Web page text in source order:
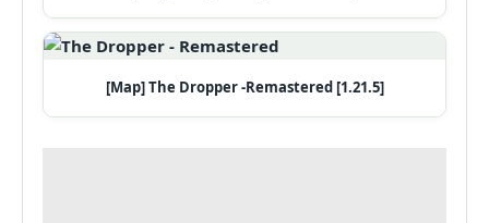
[Map] The Dropper -Remastered [1.21.5]